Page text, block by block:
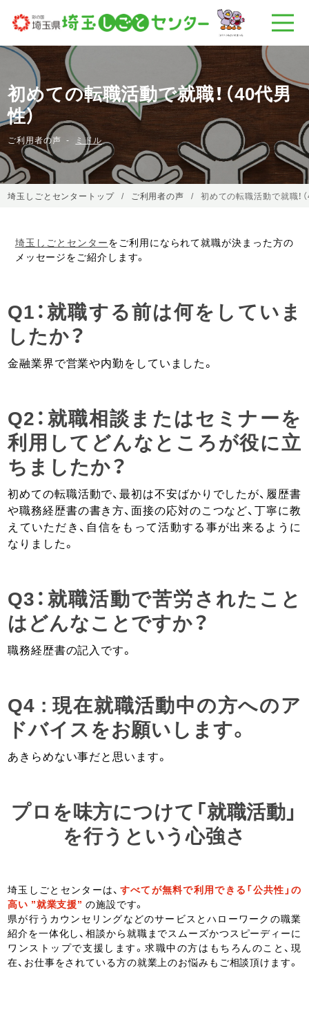
初めての転職活動で就職！（40代男
性）
ご利用者の声 ミドル
埼玉しごとセンタートップ ご利用者の声 初めての転職活動で就職！
埼玉しごとセンターをご利用になられて就職が決まった方の
メッセージをご紹介します。
Q1：就職する前は何をしていま
したか？
金融業界で営業や内勤をしていました。
Q2：就職相談またはセミナーを
利用してどんなところが役に立
ちましたか？
初めての転職活動で、最初は不安ばかりでしたが、履歴書
や職務経歴書の書き方、面接の応対のこつなど、丁寧に教
えていただき、自信をもって活動する事が出来るように
なりました。
Q3：就職活動で苦労されたこと
はどんなことですか？
職務経歴書の記入です。
Q4 : 現在就職活動中の方へのア
ドバイスをお願いします。
あきらめない事だと思います。
プロを味方につけて「就職活動」
を行うという心強さ
埼玉しごとセンターは、 すべてが無料で利用できる「公共性」の
高い ”就業支援” の施設です。
県が行うカウンセリングなどのサービスとハローワークの職業
紹介を一体化し、相談から就職までスムーズかつスピーディーに
ワンストップで支援します。求職中の方はもちろんのこと、現
在、お仕事をされている方の就業上のお悩みもご相談頂けます。